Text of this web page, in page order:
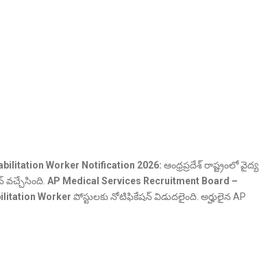
Worker Notification 2026: ఆంధ్రప్రదేశ్ రాష్ట్రంలో వైద్య
వచ్చేసింది. AP Medical Services Recruitment Board –
Worker పోస్టులకు నోటిఫికేషన్ విడుదలైంది. అర్హులైన AP